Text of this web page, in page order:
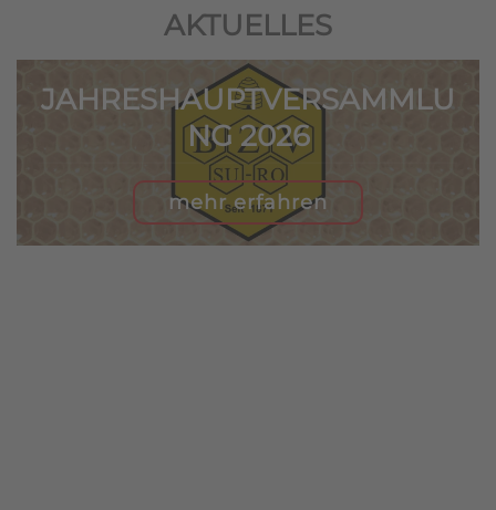
AKTUELLES
JAHRESHAUPTVERSAMMLU
NG 2026
mehr erfahren